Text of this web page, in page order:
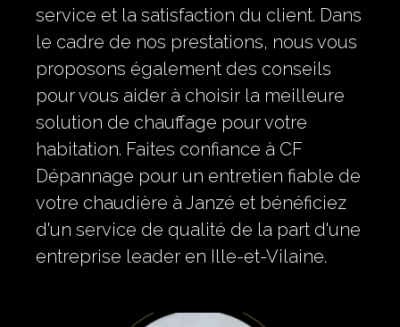
service et la satisfaction du client. Dans
le cadre de nos prestations, nous vous
proposons également des conseils
pour vous aider à choisir la meilleure
solution de chauffage pour votre
habitation. Faites confiance à CF
Dépannage pour un entretien fiable de
votre chaudière à Janzé et bénéficiez
d'un service de qualité de la part d'une
entreprise leader en Ille-et-Vilaine.